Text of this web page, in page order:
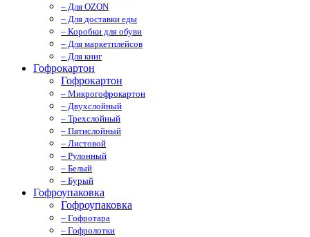
– Для OZON
– Для доставки еды
– Коробки для обуви
– Для маркетплейсов
– Для книг
Гофрокартон
Гофрокартон
– Микрогофрокартон
– Двухслойный
– Трехслойный
– Пятислойный
– Листовой
– Рулонный
– Белый
– Бурый
Гофроупаковка
Гофроупаковка
– Гофротара
– Гофролотки